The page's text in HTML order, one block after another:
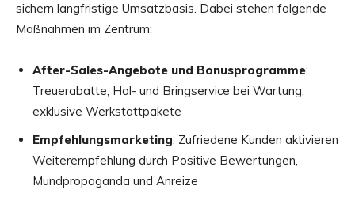
sichern langfristige Umsatzbasis. Dabei stehen folgende
Maßnahmen im Zentrum:
After-Sales-Angebote und Bonusprogramme:
Treuerabatte, Hol- und Bringservice bei Wartung,
exklusive Werkstattpakete
Empfehlungsmarketing: Zufriedene Kunden aktivieren
Weiterempfehlung durch Positive Bewertungen,
Mundpropaganda und Anreize